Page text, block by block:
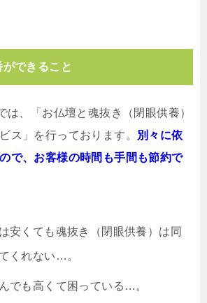
できること
は、「お仏壇と魂抜き（閉眼供養）
ス」を行っております。
別々に依
で、お客様の時間も手間も節約で
安くても魂抜き（閉眼供養）は同
くれない…。
でも高くて困っている…。